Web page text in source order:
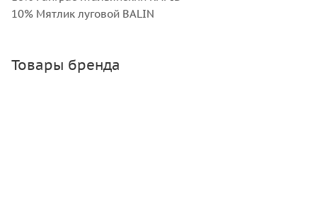
10% Мятлик луговой BALIN
Товары бренда